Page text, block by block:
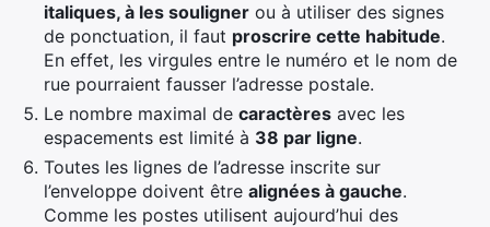
italiques, à les souligner ou à utiliser des signes
de ponctuation, il faut proscrire cette habitude.
En effet, les virgules entre le numéro et le nom de
rue pourraient fausser l’adresse postale.
Le nombre maximal de caractères avec les
espacements est limité à 38 par ligne.
Toutes les lignes de l’adresse inscrite sur
l’enveloppe doivent être alignées à gauche.
Comme les postes utilisent aujourd’hui des